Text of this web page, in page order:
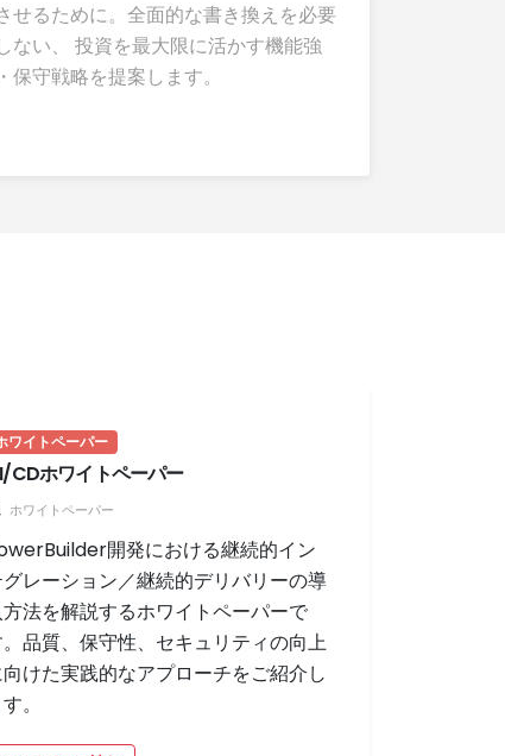
せるために。全面的な書き換えを必要
ない、 投資を最大限に活かす機能強
保守戦略を提案します。
ワイトペーパー
CDホワイトペーパー
ホワイトペーパー
開発における継続的イン
レーション／継続的デリバリーの導
法を解説するホワイトペーパーで
品質、保守性、セキュリティの向上
けた実践的なアプローチをご紹介し
。